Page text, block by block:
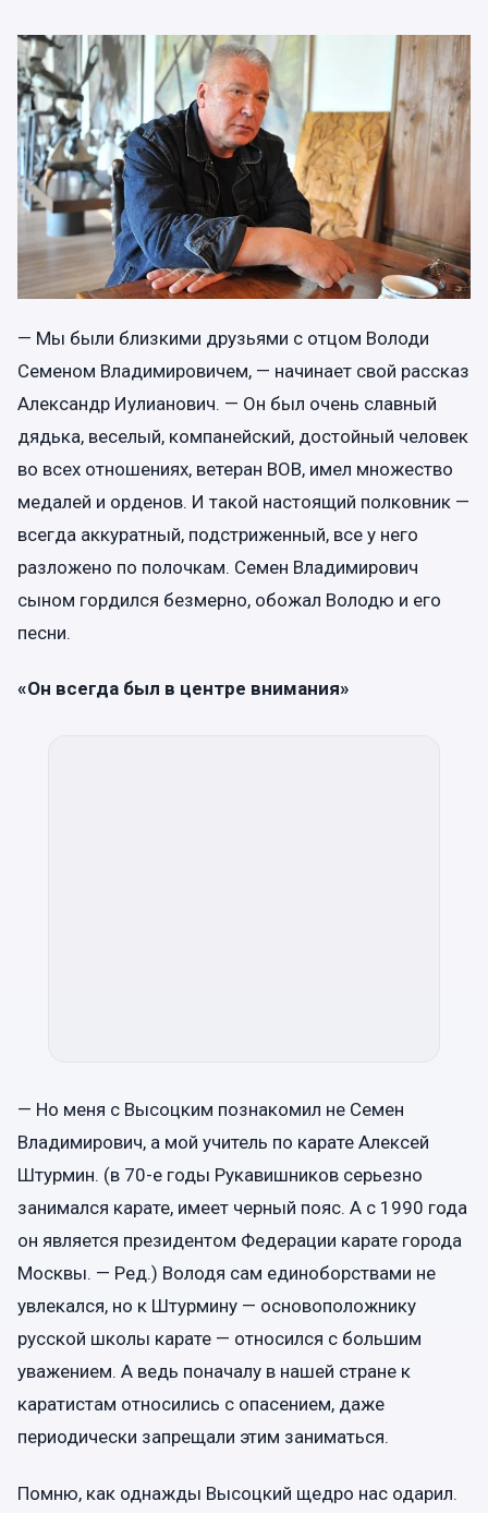
— Мы были близкими друзьями с отцом Володи
Семеном Владимировичем, — начинает свой рассказ
Александр Иулианович. — Он был очень славный
дядька, веселый, компанейский, достойный человек
во всех отношениях, ветеран ВОВ, имел множество
медалей и орденов. И такой настоящий полковник —
всегда аккуратный, подстриженный, все у него
разложено по полочкам. Семен Владимирович
сыном гордился безмерно, обожал Володю и его
песни.
«Он всегда был в центре внимания»
— Но меня с Высоцким познакомил не Семен
Владимирович, а мой учитель по карате Алексей
Штурмин. (в 70-е годы Рукавишников серьезно
занимался карате, имеет черный пояс. А с 1990 года
он является президентом Федерации карате города
Москвы. — Ред.) Володя сам единоборствами не
увлекался, но к Штурмину — основоположнику
русской школы карате — относился с большим
уважением. А ведь поначалу в нашей стране к
каратистам относились с опасением, даже
периодически запрещали этим заниматься.
Помню, как однажды Высоцкий щедро нас одарил.